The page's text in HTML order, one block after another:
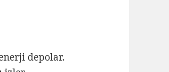
depolar.